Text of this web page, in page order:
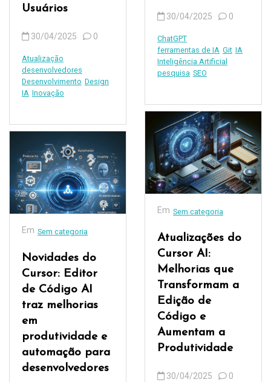
Usuários
30/04/2025 0
Atualização
desenvolvedores
Desenvolvimento Design
IA Inovação
Em Sem categoria
Novidades do
Cursor: Editor
de Código AI
traz melhorias
em
produtividade e
automação para
desenvolvedores
30/04/2025 0
ChatGPT
ferramentas de IA Git IA
Inteligência Artificial
pesquisa SEO
Em Sem categoria
Atualizações do
Cursor AI:
Melhorias que
Transformam a
Edição de
Código e
Aumentam a
Produtividade
30/04/2025 0